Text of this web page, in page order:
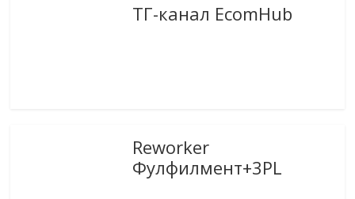
ТГ-канал EcomHub
Reworker
Фулфилмент+3PL